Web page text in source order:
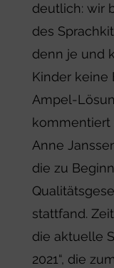
deutlich: wir
des
denn je und
Kinder keine
Ampel-
kommentiert
Anne
die zu
stattfand.
die aktuelle
2021“, die